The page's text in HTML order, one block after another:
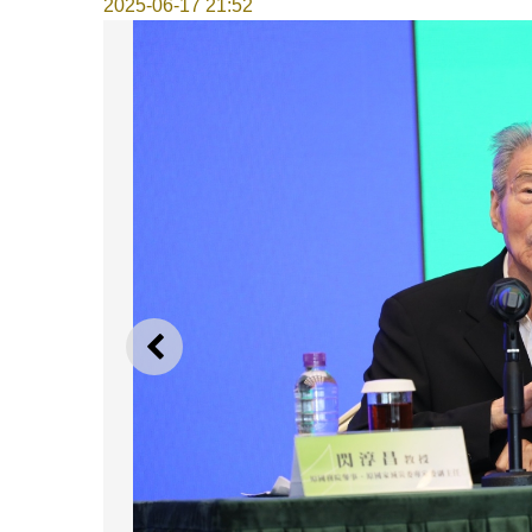
2025-06-17 21:52
上一则